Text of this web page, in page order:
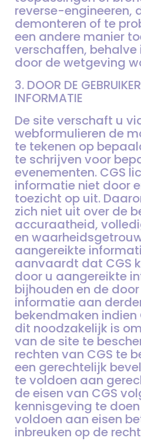
reverse-engineeren,
demonteren of te
een andere manier
verschaffen,
door de wetgeving
3. DOOR DE
INFORMATIE
De site verschaft u
webformulieren de
te tekenen op
te schrijven voor
evenementen. CGS
informatie niet door
toezicht op uit.
zich niet uit over de
accuraatheid,
en
aangereikte
aanvaardt dat CGS
door u aangereikte
bijhouden en de
informatie aan
bekendmaken indien
dit noodzakelijk is
van de site te
rechten van CGS te
een gerechtelijk
te voldoen aan
de eisen van CGS
kennisgeving te
voldoen aan eisen
inbreuken op de